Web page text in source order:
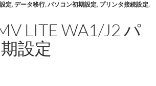
定,データ移行,パソコン初期設定, プリンタ接続設定,
LITE WA1/J2 パ
設定